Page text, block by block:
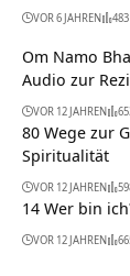
VOR 6 JAHREN
Om Namo
Audio zur
VOR 12 JAHREN
80 Wege zur
Spiritualität
VOR 12 JAHREN
14 Wer bin
VOR 12 JAHREN